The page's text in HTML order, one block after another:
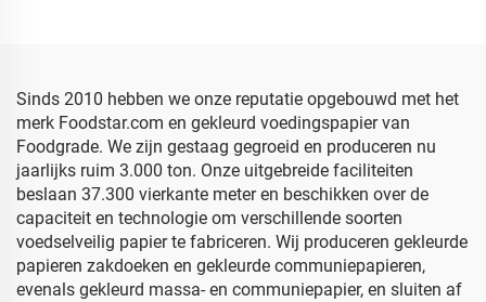
Sjabloenpapier
Sinds 2010 hebben we onze reputatie opgebouwd met het
merk Foodstar.com en gekleurd voedingspapier van
Foodgrade. We zijn gestaag gegroeid en produceren nu
jaarlijks ruim 3.000 ton. Onze uitgebreide faciliteiten
beslaan 37.300 vierkante meter en beschikken over de
capaciteit en technologie om verschillende soorten
voedselveilig papier te fabriceren. Wij produceren gekleurde
papieren zakdoeken en gekleurde communiepapieren,
evenals gekleurd massa- en communiepapier, en sluiten af